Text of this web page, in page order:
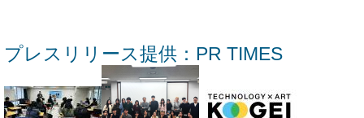
プレスリリース提供：PR TIMES